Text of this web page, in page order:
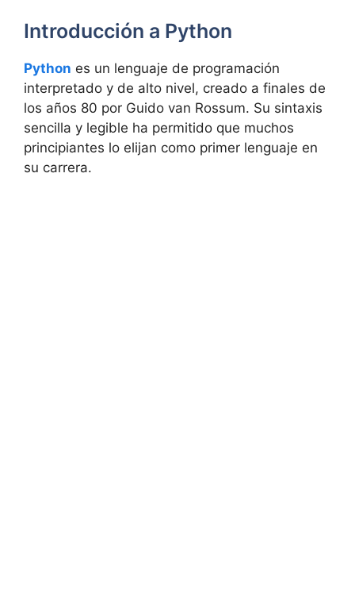
Introducción a Python
Python es un lenguaje de programación
interpretado y de alto nivel, creado a finales de
los años 80 por Guido van Rossum. Su sintaxis
sencilla y legible ha permitido que muchos
principiantes lo elijan como primer lenguaje en
su carrera.